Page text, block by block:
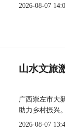
2026-08-07
山水文旅
广西崇左市大
助力乡村振兴。
2026-08-07